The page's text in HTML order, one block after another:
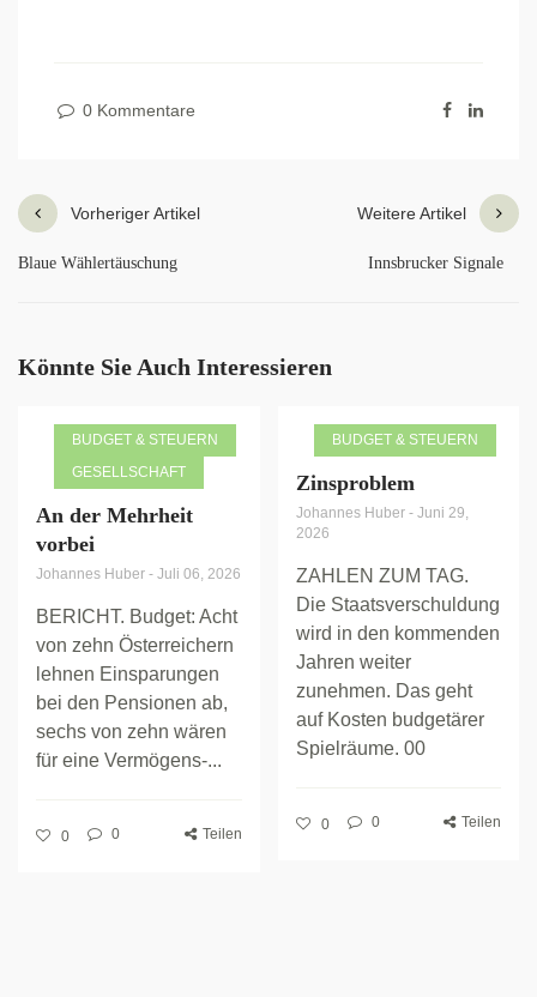
0 Kommentare
Vorheriger Artikel
Blaue Wählertäuschung
Weitere Artikel
Innsbrucker Signale
Könnte Sie Auch Interessieren
BUDGET & STEUERN
GESELLSCHAFT
An der Mehrheit
vorbei
Johannes Huber - Juli 06, 2026
BERICHT. Budget: Acht
von zehn Österreichern
lehnen Einsparungen
bei den Pensionen ab,
sechs von zehn wären
für eine Vermögens-...
0 0 Teilen
BUDGET & STEUERN
Zinsproblem
Johannes Huber - Juni 29,
2026
ZAHLEN ZUM TAG.
Die Staatsverschuldung
wird in den kommenden
Jahren weiter
zunehmen. Das geht
auf Kosten budgetärer
Spielräume. 00
0 0 Teilen